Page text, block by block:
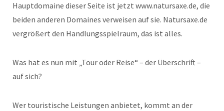
Hauptdomaine dieser Seite ist jetzt www.natursaxe.de, die
beiden anderen Domaines verweisen auf sie. Natursaxe.de
vergrößert den Handlungsspielraum, das ist alles.
Was hat es nun mit „Tour oder Reise“ – der Überschrift –
auf sich?
Wer touristische Leistungen anbietet, kommt an der